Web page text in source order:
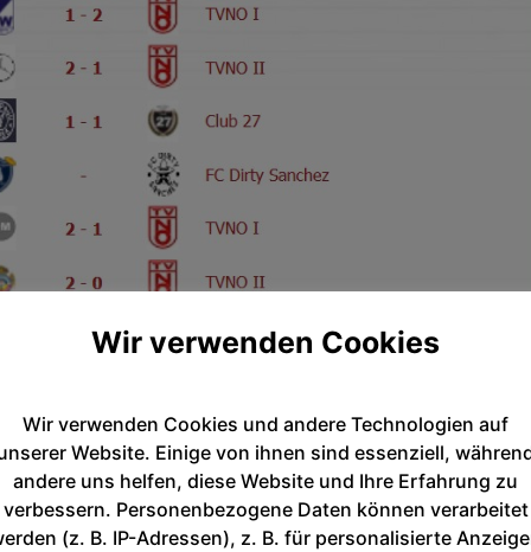
Wir verwenden Cookies
Wir verwenden Cookies und andere Technologien auf
Website. Einige von ihnen sind essenziell,
andere uns helfen, diese Website und Ihre Erfahrung zu
verbessern. Personenbezogene Daten können verarbeitet
(z. B. IP-Adressen), z. B. für personalisierte